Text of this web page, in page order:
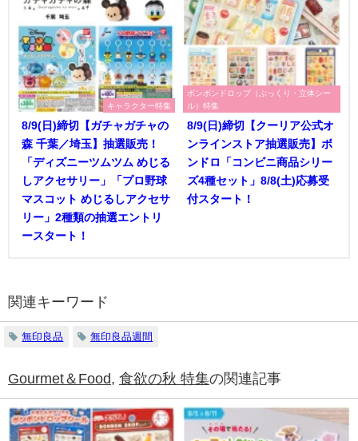
キャラクター特集
8/9(日)締切【ガチャガチャの
森 千葉／埼玉】抽選販売！
「ディズニーツムツム めじる
しアクセサリー」「プロ野球
マスコット めじるしアクセサ
リー」2種類の抽選エントリ
ースタート！
ボンボンドロップ（ぷっくり・立体シー
ル）特集
8/9(日)締切【クーリア公式オ
ンラインストア抽選販売】ボ
ンドロ「コンビニ商品シリー
ズ4種セット」8/8(土)応募受
付スタート！
関連キーワード
無印良品 無印良品週間
Gourmet＆Food, 食欲の秋 特集の関連記事